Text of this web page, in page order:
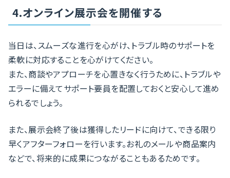
4.オンライン展示会を開催する
当日は、スムーズな進行を心がけ、トラブル時のサポートを
柔軟に対応することを心がけてください。
また、商談やアプローチを心置きなく行うために、トラブルや
エラーに備えてサポート要員を配置しておくと安心して進め
られるでしょう。
また、展示会終了後は獲得したリードに向けて、できる限り
早くアフターフォローを行います。お礼のメールや商品案内
などで、将来的に成果につながることもあるためです。